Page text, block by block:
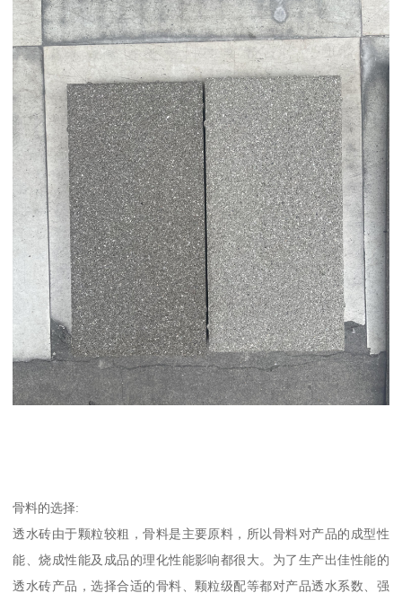
骨料的选择:
透水砖由于颗粒较粗，骨料是主要原料，所以骨料对产品的成型性
能、烧成性能及成品的理化性能影响都很大。为了生产出佳性能的
透水砖产品，选择合适的骨料、颗粒级配等都对产品透水系数、强